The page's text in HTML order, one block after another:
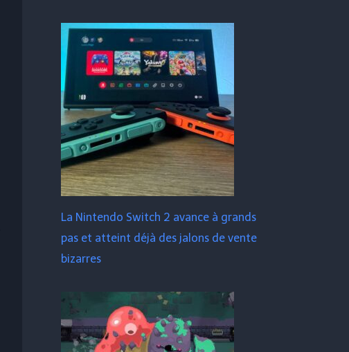
La Nintendo Switch 2 avance à grands
pas et atteint déjà des jalons de vente
bizarres